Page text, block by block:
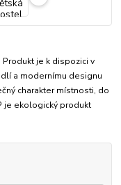
je k dispozici v
a modernímu designu
charakter místnosti, do
je ekologický produkt